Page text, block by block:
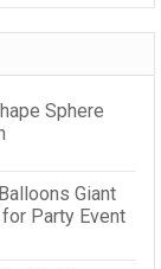
Sphere
Giant
Party Event